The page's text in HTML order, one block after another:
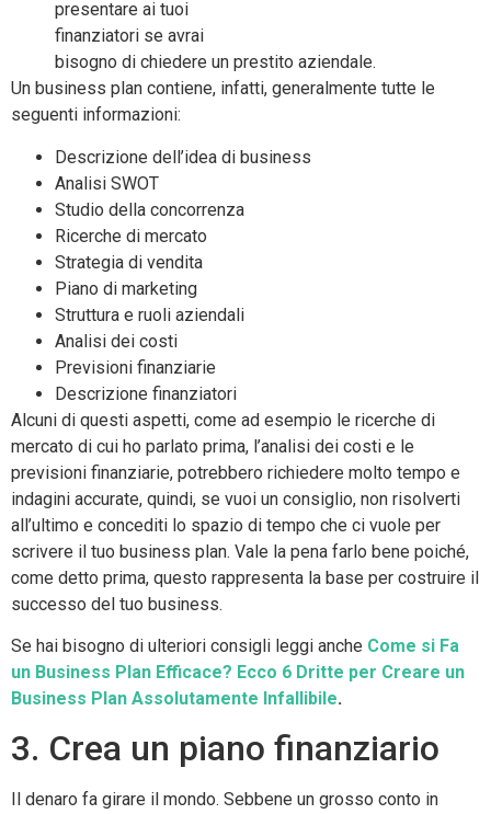
presentare ai tuoi
finanziatori se avrai
bisogno di chiedere un prestito aziendale.
Un business plan contiene, infatti, generalmente tutte le
seguenti informazioni:
Descrizione dell’idea di business
Analisi SWOT
Studio della concorrenza
Ricerche di mercato
Strategia di vendita
Piano di marketing
Struttura e ruoli aziendali
Analisi dei costi
Previsioni finanziarie
Descrizione finanziatori
Alcuni di questi aspetti, come ad esempio le ricerche di
mercato di cui ho parlato prima, l’analisi dei costi e le
previsioni finanziarie, potrebbero richiedere molto tempo e
indagini accurate, quindi, se vuoi un consiglio, non risolverti
all’ultimo e concediti lo spazio di tempo che ci vuole per
scrivere il tuo business plan. Vale la pena farlo bene poiché,
come detto prima, questo rappresenta la base per costruire il
successo del tuo business.
Se hai bisogno di ulteriori consigli leggi anche Come si Fa
un Business Plan Efficace? Ecco 6 Dritte per Creare un
Business Plan Assolutamente Infallibile.
3. Crea un piano finanziario
Il denaro fa girare il mondo. Sebbene un grosso conto in